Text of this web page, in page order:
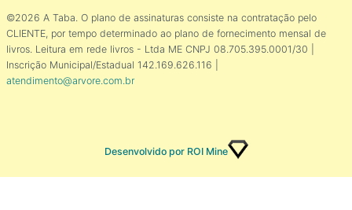
©2026 A Taba. O plano de assinaturas consiste na contratação pelo
CLIENTE, por tempo determinado ao plano de fornecimento mensal de
livros. Leitura em rede livros - Ltda ME CNPJ 08.705.395.0001/30 |
Inscrição Municipal/Estadual 142.169.626.116 |
atendimento@arvore.com.br
Desenvolvido por ROI Mine